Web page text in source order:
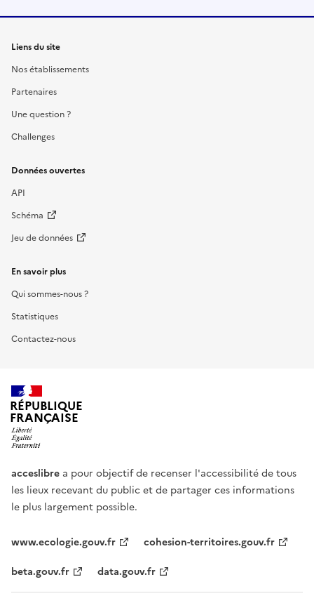
Liens du site
Nos établissements
Partenaires
Une question ?
Challenges
Données ouvertes
API
Schéma
Jeu de données
En savoir plus
Qui sommes-nous ?
Statistiques
Contactez-nous
RÉPUBLIQUE
FRANÇAISE
acceslibre a pour objectif de recenser l'accessibilité de tous
les lieux recevant du public et de partager ces informations
le plus largement possible.
www.ecologie.gouv.fr
cohesion-territoires.gouv.fr
beta.gouv.fr
data.gouv.fr